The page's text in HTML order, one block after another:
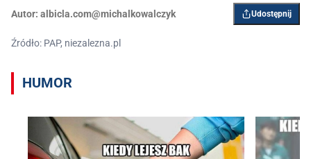
Autor: albicla.com@michalkowalczyk Udostępnij
Źródło: PAP, niezalezna.pl
HUMOR